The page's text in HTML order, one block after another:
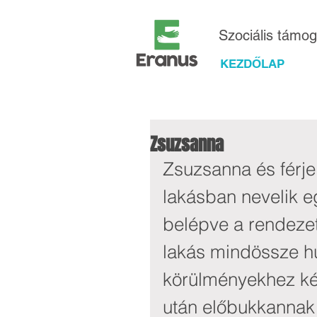
Szociális
KEZDŐLAP
Zsuzsanna
Zsuzsanna és
lakásban nevelik
belépve a
lakás mindössze
körülményekhez
után